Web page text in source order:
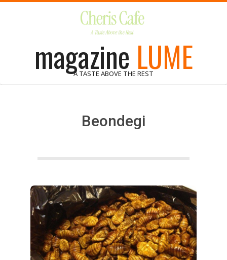
magazine LUME
A TASTE ABOVE THE REST
Beondegi